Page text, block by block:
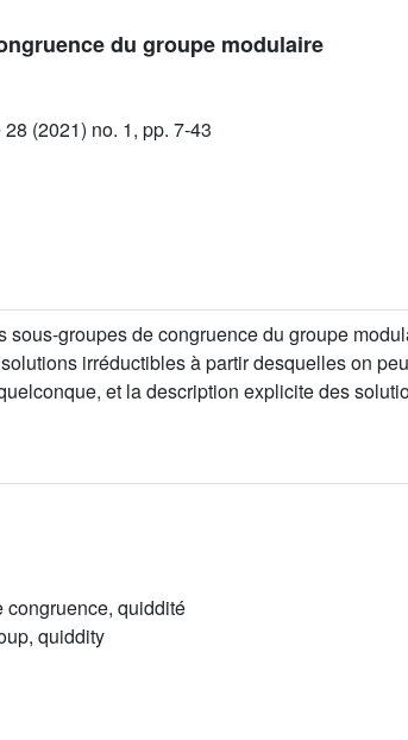
du groupe modulaire
(2021) no. 1, pp. 7-43
groupes de congruence du groupe
irréductibles à partir desquelles on
et la description explicite des
congruence, quiddité
quiddity